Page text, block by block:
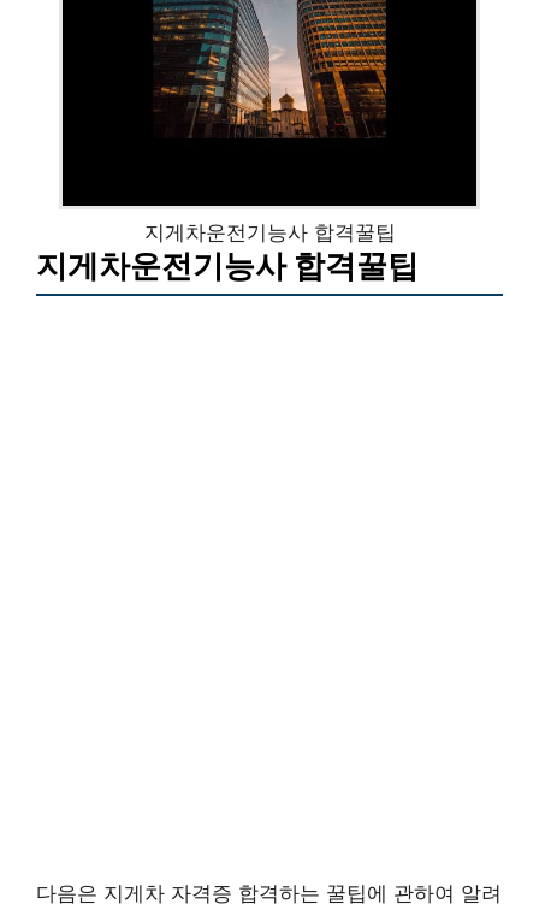
지게차운전기능사 합격꿀팁
지게차운전기능사 합격꿀팁
다음은 지게차 자격증 합격하는 꿀팁에 관하여 알려